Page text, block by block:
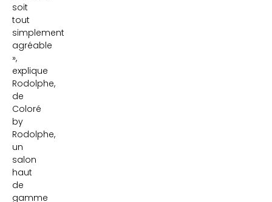
soit
tout
simplement
agréable
»,
explique
Rodolphe,
de
Coloré
by
Rodolphe,
un
salon
haut
de
gamme